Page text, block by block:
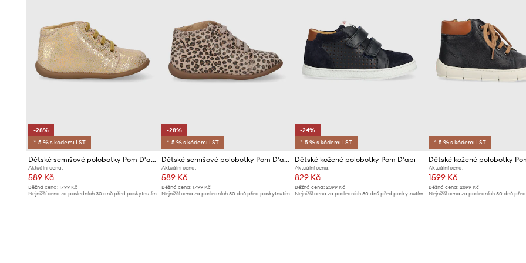
-28%
*-5 % s kódem: LST
Dětské semišové polobotky Pom D'api
Aktuální cena:
589 Kč
Běžná cena: 1799 Kč
Nejnižší cena za posledních 30 dnů před poskytnutím
-28%
*-5 % s kódem: LST
Dětské semišové polobotky Pom D'api
Aktuální cena:
589 Kč
Běžná cena:1799 Kč
Nejnižší cena za posledních 30 dnů před poskytnutím
-24%
*-5 % s kódem: LST
Dětské kožené polobotky Pom D'api
Aktuální cena:
829 Kč
Běžná cena: 2399 Kč
Nejnižší cena za posledních 30 dnů před poskytnutím
*-5 % s kódem: LST
Aktuální cena:
1599 Kč
Běžná cena: 2899 Kč
Nejnižší cena za posledních 30 dnů